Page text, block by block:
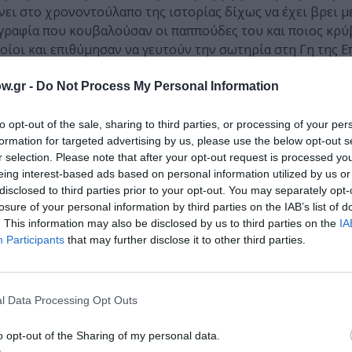
- Do Not Process My Personal Information
opt-out of the sale, sharing to third parties, or processing of your
for targeted advertising by us, please use the below opt-out
selection. Please note that after your opt-out request is processed
interest-based ads based on personal information utilized by us
to third parties prior to your opt-out. You may separately
of your personal information by third parties on the IAB’s list of
This information may also be disclosed by us to third parties on the
Participants that may further disclose it to other third parties.
Data Processing Opt Outs
opt-out of the Sharing of my personal data.
στο χρονοντούλαπο της ιστορίας δίχως να έχει βρει
που κουβαλούσαν οι παππούδες του και ποιος
και επιθύμησαν να γευτούν την σωτηρία στη Γη της
στον αντισημιτισμό και την αλληλοεξόντωση των
ποιο το βάρος που ο ίδιος επωμίζεται απέναντι στο
επικίνδυνα στα δίχτυα του γόρδιου δεσμού με
βρίσκεται ενώπιον του φόνου ενός κοριτσιού
που διαμένει στην κοσμοπολίτικη Αβάνα. Τότε θα
αιμορραγεί και βλέπει τα παιδιά της να ξεστρατίζουν
για τον ίδιο και τα θύματα που αναζητά;
κόσμο και εφορμούν στον προορισμό τους χωρίς φόβο
ακατέργαστα και προπορεύονται της εποχής τους για
συγκλονίζεται από τα εγκλήματα που διέπραξε η Ιερά
γιατί τα έργα τους δεν συμβάδιζαν με τις εντολές του
αιχμηρός, λάβρος και λίβελος εναντίον αυτών που
ο νεαρός Εβραίος ζωγράφος, Ελίας Αμπρόσιους το
αποξενώνεται γιατί αυτός ο κόσμος της είναι
είναι αυτοί που επαναστατούν με πυγμή και